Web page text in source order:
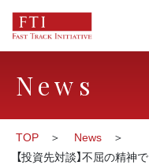
News
TOP
News
【投資先対談】不屈の精